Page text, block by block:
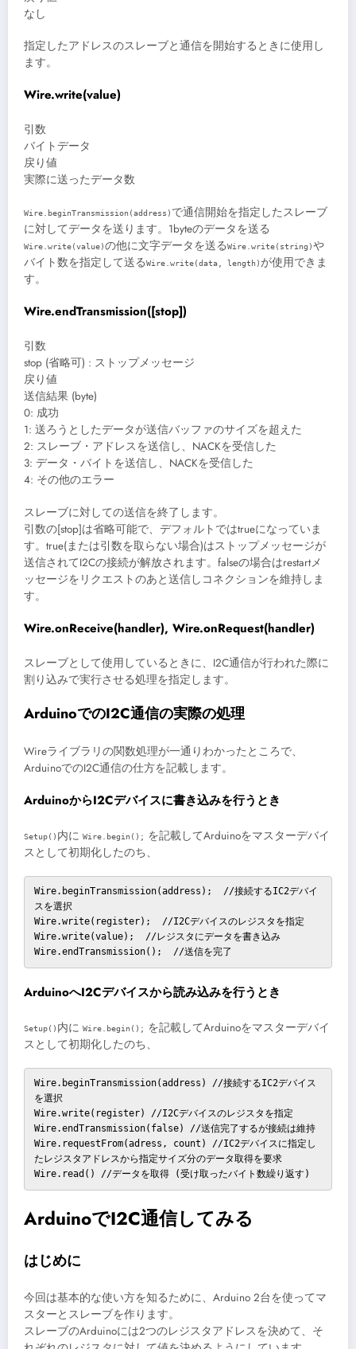
なし
指定したアドレスのスレーブと通信を開始するときに使用し
ます。
Wire.write(value)
引数
バイトデータ
戻り値
実際に送ったデータ数
Wire.beginTransmission(address) で通信開始を指定したスレーブ
に対してデータを送ります。1byteのデータを送る
Wire.write(value)の他に文字データを送るWire.write(string)や
バイト数を指定して送るWire.write(data, length) が使用できま
す。
Wire.endTransmission([stop])
引数
stop (省略可) : ストップメッセージ
戻り値
送信結果 (byte)
0: 成功
1: 送ろうとしたデータが送信バッファのサイズを超えた
2: スレーブ・アドレスを送信し、NACKを受信した
3: データ・バイトを送信し、NACKを受信した
4: その他のエラー
スレーブに対しての送信を終了します。
引数の[stop]は省略可能で、デフォルトではtrueになっていま
す。true(または引数を取らない場合)はストップメッセージが
送信されてI2Cの接続が解放されます。falseの場合はrestartメ
ッセージをリクエストのあと送信しコネクションを維持しま
す。
Wire.onReceive(handler), Wire.onRequest(handler)
スレーブとして使用しているときに、I2C通信が行われた際に
割り込みで実行させる処理を指定します。
ArduinoでのI2C通信の実際の処理
Wireライブラリの関数処理が一通りわかったところで、
ArduinoでのI2C通信の仕方を記載します。
ArduinoからI2Cデバイスに書き込みを行うとき
Setup() 内に Wire.begin();
を記載してArduinoをマスターデバイ
スとして初期化したのち、
Wire.beginTransmission(address);  //接続するIC2デバイ
スを選択
Wire.write(register);  //I2Cデバイスのレジスタを指定
Wire.write(value);  //レジスタにデータを書き込み
Wire.endTransmission();  //送信を完了
ArduinoへI2Cデバイスから読み込みを行うとき
Setup() 内に Wire.begin();
を記載してArduinoをマスターデバイ
スとして初期化したのち、
Wire.beginTransmission(address) //接続するIC2デバイス
を選択
Wire.write(register) //I2Cデバイスのレジスタを指定
Wire.endTransmission(false) //送信完了するが接続は維持
Wire.requestFrom(adress, count) //IC2デバイスに指定し
たレジスタアドレスから指定サイズ分のデータ取得を要求
Wire.read() //データを取得 (受け取ったバイト数繰り返す)
ArduinoでI2C通信してみる
はじめに
今回は基本的な使い方を知るために、Arduino 2台を使ってマ
スターとスレーブを作ります。
スレーブのArduinoには2つのレジスタアドレスを決めて、そ